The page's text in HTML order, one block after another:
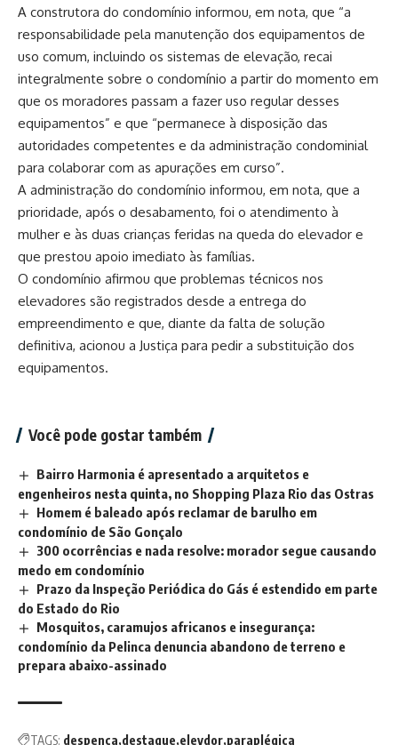
A construtora do condomínio informou, em nota, que “a
responsabilidade pela manutenção dos equipamentos de
uso comum, incluindo os sistemas de elevação, recai
integralmente sobre o condomínio a partir do momento em
que os moradores passam a fazer uso regular desses
equipamentos” e que “permanece à disposição das
autoridades competentes e da administração condominial
para colaborar com as apurações em curso”.
A administração do condomínio informou, em nota, que a
prioridade, após o desabamento, foi o atendimento à
mulher e às duas crianças feridas na queda do elevador e
que prestou apoio imediato às famílias.
O condomínio afirmou que problemas técnicos nos
elevadores são registrados desde a entrega do
empreendimento e que, diante da falta de solução
definitiva, acionou a Justiça para pedir a substituição dos
equipamentos.
Você pode gostar também
Bairro Harmonia é apresentado a arquitetos e
engenheiros nesta quinta, no Shopping Plaza Rio das Ostras
Homem é baleado após reclamar de barulho em
condomínio de São Gonçalo
300 ocorrências e nada resolve: morador segue causando
medo em condomínio
Prazo da Inspeção Periódica do Gás é estendido em parte
do Estado do Rio
Mosquitos, caramujos africanos e insegurança:
condomínio da Pelinca denuncia abandono de terreno e
prepara abaixo-assinado
TAGS: despenca destaque elevdor paraplégica